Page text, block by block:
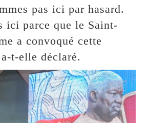
pas ici par hasard.
ici parce que le Saint-
a convoqué cette
t-elle déclaré.